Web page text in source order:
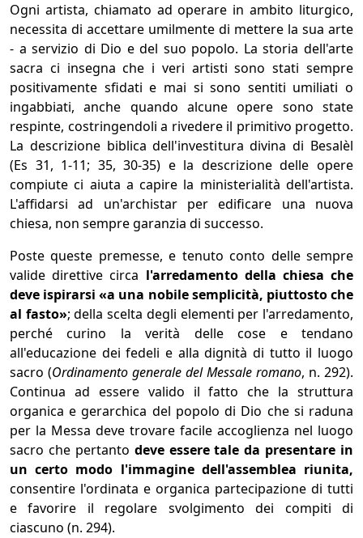
Ogni artista, chiamato ad operare in ambito liturgico,
necessita di accettare umilmente di mettere la sua arte
- a servizio di Dio e del suo popolo. La storia dell'arte
sacra ci insegna che i veri artisti sono stati sempre
positivamente sfidati e mai si sono sentiti umiliati o
ingabbiati, anche quando alcune opere sono state
respinte, costringendoli a rivedere il primitivo progetto.
La descrizione biblica dell'investitura divina di Besalèl
(Es 31, 1-11; 35, 30-35) e la descrizione delle opere
compiute ci aiuta a capire la ministerialità dell'artista.
L'affidarsi ad un'archistar per edificare una nuova
chiesa, non sempre garanzia di successo.
Poste queste premesse, e tenuto conto delle sempre
valide direttive circa l'arredamento della chiesa che
deve ispirarsi «a una nobile semplicità, piuttosto che
al fasto»; della scelta degli elementi per l'arredamento,
perché curino la verità delle cose e tendano
all'educazione dei fedeli e alla dignità di tutto il luogo
sacro (Ordinamento generale del Messale romano, n. 292).
Continua ad essere valido il fatto che la struttura
organica e gerarchica del popolo di Dio che si raduna
per la Messa deve trovare facile accoglienza nel luogo
sacro che pertanto deve essere tale da presentare in
un certo modo l'immagine dell'assemblea riunita,
consentire l'ordinata e organica partecipazione di tutti
e favorire il regolare svolgimento dei compiti di
ciascuno (n. 294).